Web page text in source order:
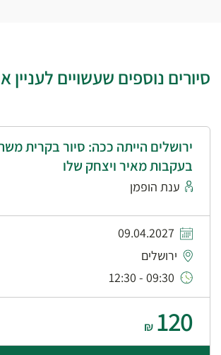
סיורים נוספים שעשויים לעניין
ירושלים הייתה ככה: סיור בקרית
בעקבות מאיר ויצחק שלו
ענת הופמן
09.04.2027
ירושלים
09:30 - 12:30
120
₪